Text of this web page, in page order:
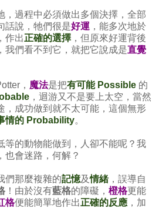
，過程中必須做出多個決擇，全部
話說，牠們很是好運 ，能多次地於
作出正確的選擇 ，但原來好運背後
我們看不到它，就把它說成是直覺
， 魔法是把有可能 Possible 的
，迴游又不是要上太空，當然
，成功做到就不太可能，這個無形
情的 Probability。
等的動物能做到，人卻不能呢？我
也會迷路，何解？
們那麼複雜的記憶及情緒，誤導自
！由於沒有藍格的障礙， 橙格更能
格便能簡單地作出正確的反應 ，加